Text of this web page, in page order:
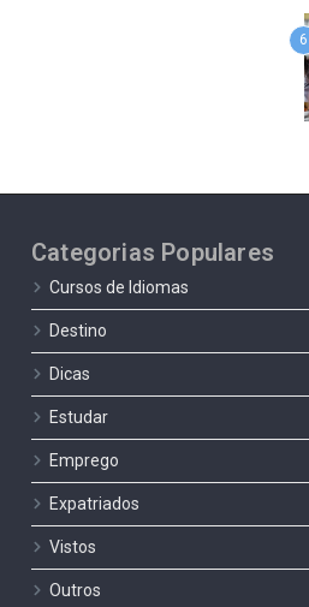
6
Categorias Populares
Cursos de Idiomas
Destino
Dicas
Estudar
Emprego
Expatriados
Vistos
Outros